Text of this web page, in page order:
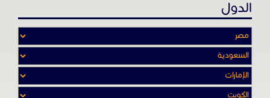
عن موقع حراج خدمة
أدواتنا ومهاراتنا تميّـزنا للربط بين البائع
والشـاري بشكل مجاني لجميـع السلــع
والخـدمـات أينمـــا أرادوا وحيثـمـا كانـوا